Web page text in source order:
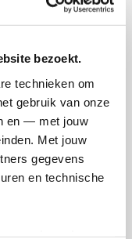
bezoekt.
technieken om
gebruik van onze
en — met jouw
Met jouw
gegevens
en technische